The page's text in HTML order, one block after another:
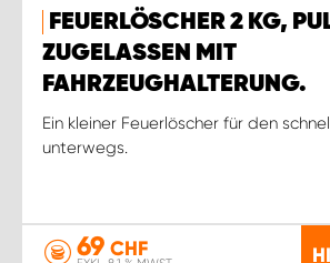
FEUERLÖSCHER 2 KG,
ZUGELASSEN MIT
FAHRZEUGHALTERUNG.
Ein kleiner Feuerlöscher für den
unterwegs.
69 CHF